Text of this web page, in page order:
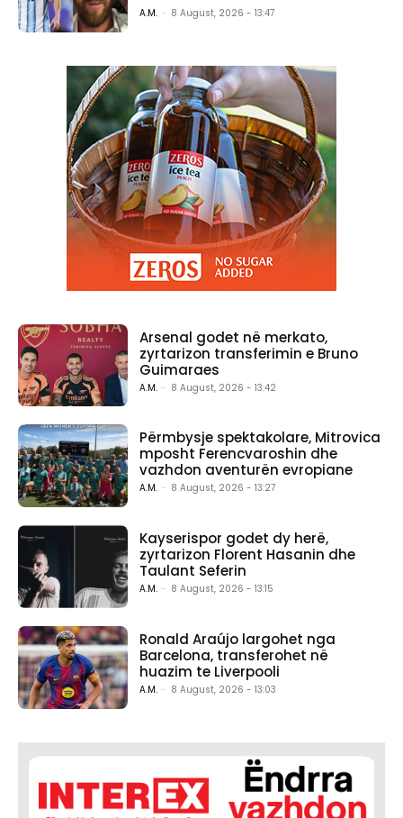
A.M. - 8 August, 2026 - 13:47
Arsenal godet në merkato,
zyrtarizon transferimin e Bruno
Guimaraes
A.M. - 8 August, 2026 - 13:42
Përmbysje spektakolare, Mitrovica
mposht Ferencvaroshin dhe
vazhdon aventurën evropiane
A.M. - 8 August, 2026 - 13:27
Kayserispor godet dy herë,
zyrtarizon Florent Hasanin dhe
Taulant Seferin
A.M. - 8 August, 2026 - 13:15
Ronald Araújo largohet nga
Barcelona, transferohet në
huazim te Liverpooli
A.M. - 8 August, 2026 - 13:03